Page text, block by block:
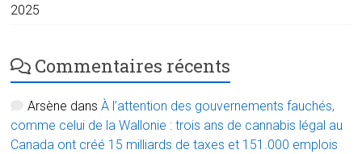
2025
Commentaires récents
Arsène dansÀ l’attention des gouvernements fauchés,
comme celui de la Wallonie : trois ans de cannabis légal au
Canada ont créé 15 milliards de taxes et 151.000 emplois